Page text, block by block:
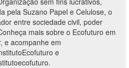
pela Suzano Papel e Celulose, o
entre sociedade civil, poder
mais sobre o Ecofuturo em
, e acompanhe em
e
.